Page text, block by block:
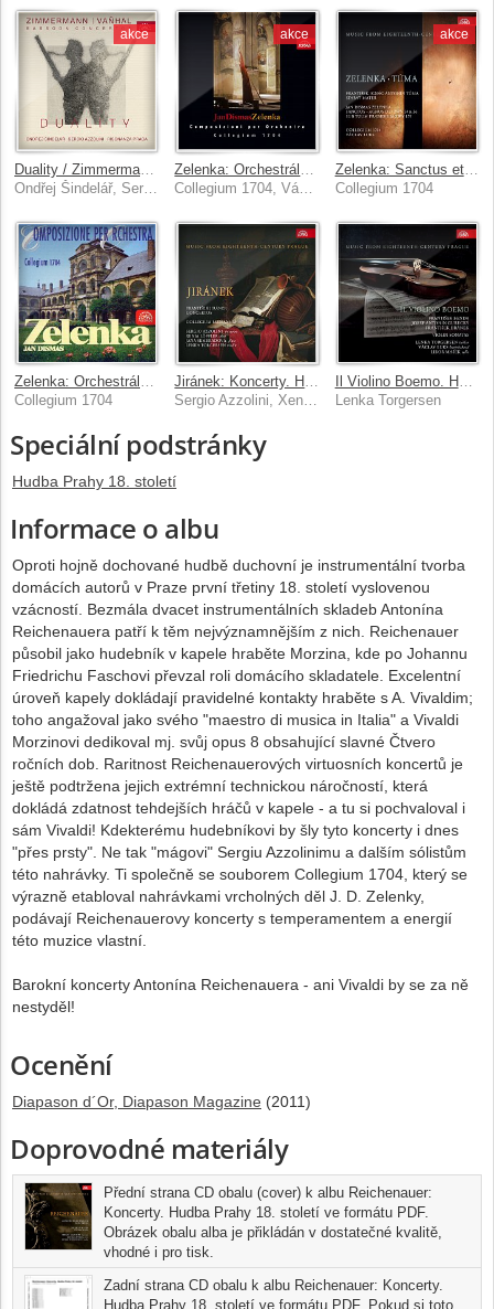
akce akce akce
Zelenka: Sanctus et Agnus Dei, ZWV 34 & 36, Tůma: Stabat Mater. Hudba Prahy 18. století
Collegium 1704
Zelenka: Orchestrální skladby
Collegium 1704
Jiránek: Koncerty. Hudba Prahy 18. století
Sergio Azzolini, Xenia Löffler, Jana Semerádová, Lenka Torgersen, Collegium Marianum
Il Violino Boemo. Hudba Prahy 18. století
Lenka Torgersen
Speciální podstránky
Hudba Prahy 18. století
Informace o albu
Oproti hojně dochované hudbě duchovní je instrumentální tvorba
domácích autorů v Praze první třetiny 18. století vyslovenou
vzácností. Bezmála dvacet instrumentálních skladeb Antonína
Reichenauera patří k těm nejvýznamnějším z nich. Reichenauer
působil jako hudebník v kapele hraběte Morzina, kde po Johannu
Friedrichu Faschovi převzal roli domácího skladatele. Excelentní
úroveň kapely dokládají pravidelné kontakty hraběte s A. Vivaldim;
toho angažoval jako svého "maestro di musica in Italia" a Vivaldi
Morzinovi dedikoval mj. svůj opus 8 obsahující slavné Čtvero
ročních dob. Raritnost Reichenauerových virtuosních koncertů je
ještě podtržena jejich extrémní technickou náročností, která
dokládá zdatnost tehdejších hráčů v kapele - a tu si pochvaloval i
sám Vivaldi! Kdekterému hudebníkovi by šly tyto koncerty i dnes
"přes prsty". Ne tak "mágovi" Sergiu Azzolinimu a dalším sólistům
této nahrávky. Ti společně se souborem Collegium 1704, který se
výrazně etabloval nahrávkami vrcholných děl J. D. Zelenky,
podávají Reichenauerovy koncerty s temperamentem a energií
této muzice vlastní.
Barokní koncerty Antonína Reichenauera - ani Vivaldi by se za ně
nestyděl!
Ocenění
Diapason d´Or, Diapason Magazine (2011)
Doprovodné materiály
Přední strana CD obalu (cover) k albu Reichenauer:
Koncerty. Hudba Prahy 18. století ve formátu PDF.
Obrázek obalu alba je přikládán v dostatečné kvalitě,
vhodné i pro tisk.
Zadní strana CD obalu k albu Reichenauer: Koncerty.
Hudba Prahy 18. století ve formátu PDF. Pokud si toto